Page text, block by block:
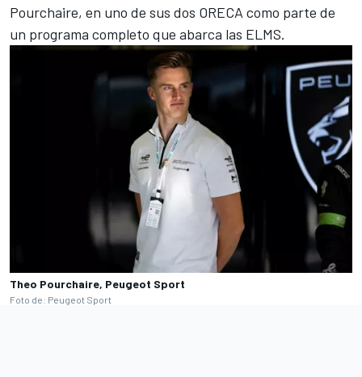
Pourchaire, en uno de sus dos ORECA como parte de
un programa completo que abarca las ELMS.
Theo Pourchaire, Peugeot Sport
Foto de: Peugeot Sport